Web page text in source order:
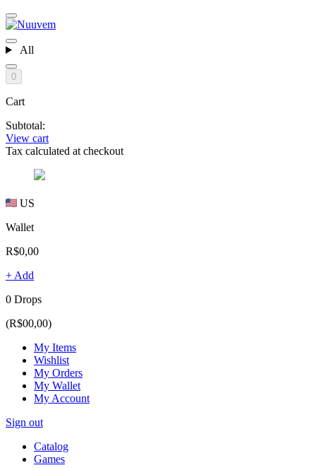
All
0
Cart
Subtotal:
View cart
Tax calculated at checkout
US
Wallet
R$0,00
+ Add
0 Drops
(R$00,00)
My Items
Wishlist
My Orders
My Wallet
My Account
Sign out
Catalog
Games